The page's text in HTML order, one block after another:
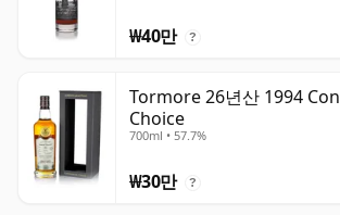
₩40만 ?
Tormore 26년산 1994
Choice
700ml • 57.7%
₩30만 ?